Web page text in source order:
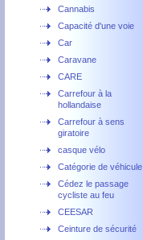
Cannabis
Capacité d'une voie
Car
Caravane
CARE
Carrefour à la
hollandaise
Carrefour à sens
giratoire
casque vélo
Catégorie de véhicule
Cédez le passage
cycliste au feu
CEESAR
Ceinture de sécurité